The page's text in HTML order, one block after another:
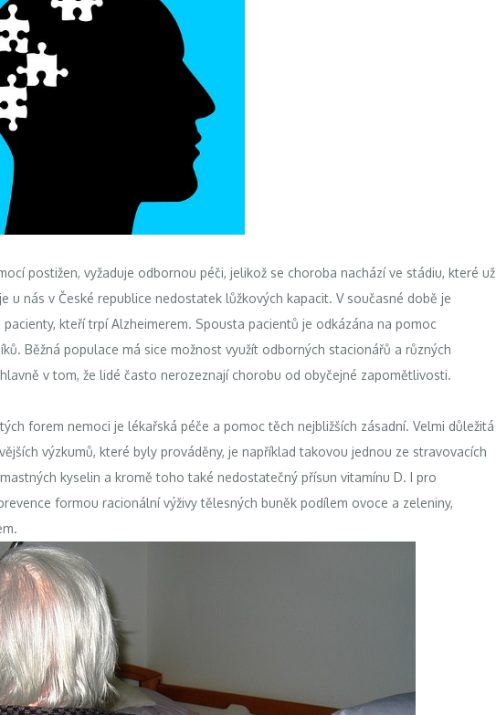
postižen, vyžaduje odbornou péči, jelikož se choroba nachází ve stádiu, které už
u nás v České republice nedostatek lůžkových kapacit. V současné době je
kteří trpí Alzheimerem. Spousta pacientů je odkázána na pomoc
Běžná populace má sice možnost využít odborných stacionářů a různých
v tom, že lidé často nerozeznají chorobu od obyčejné zapomětlivosti.
forem nemoci je lékařská péče a pomoc těch nejbližších zásadní. Velmi důležitá
výzkumů, které byly prováděny, je například takovou jednou ze stravovacích
kyselin a kromě toho také nedostatečný přísun vitamínu D. I pro
formou racionální výživy tělesných buněk podílem ovoce a zeleniny,